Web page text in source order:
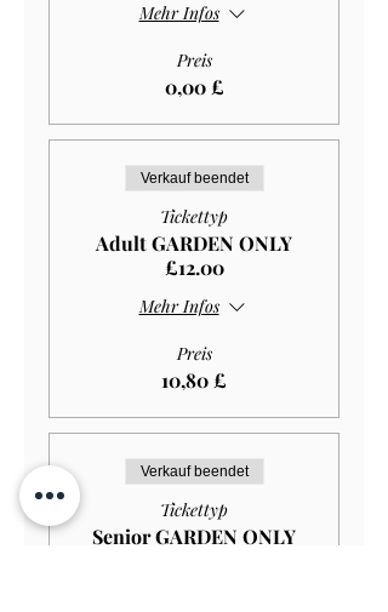
Mehr Infos
Preis
0,00 £
Verkauf beendet
Tickettyp
Adult GARDEN ONLY
£12.00
Mehr Infos
Preis
10,80 £
Verkauf beendet
Tickettyp
Senior GARDEN ONLY